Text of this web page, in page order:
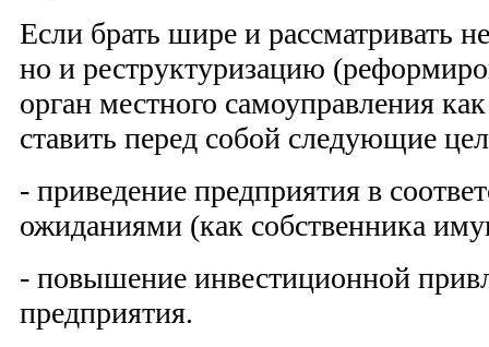
Если брать шире и рассматривать
но и реструктуризацию
орган местного самоуправления
ставить перед собой следующие
- приведение предприятия в
ожиданиями (как собственника
- повышение инвестиционной
предприятия.